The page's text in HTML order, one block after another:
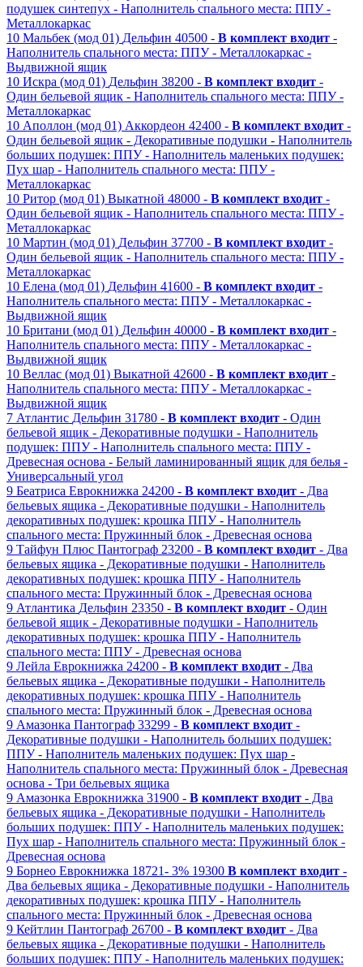
подушек синтепух - Наполнитель спального места: ППУ -
Металлокаркас
10 Мальбек (мод 01) Дельфин 40500 - В комплект входит -
Наполнитель спального места: ППУ - Металлокаркас -
Выдвижной ящик
10 Искра (мод 01) Дельфин 38200 - В комплект входит -
Один бельевой ящик - Наполнитель спального места: ППУ -
Металлокаркас
10 Аполлон (мод 01) Аккордеон 42400 - В комплект входит -
Один бельевой ящик - Декоративные подушки - Наполнитель
больших подушек: ППУ - Наполнитель маленьких подушек:
Пух шар - Наполнитель спального места: ППУ -
Металлокаркас
10 Ритор (мод 01) Выкатной 48000 - В комплект входит -
Один бельевой ящик - Наполнитель спального места: ППУ -
Металлокаркас
10 Мартин (мод 01) Дельфин 37700 - В комплект входит -
Один бельевой ящик - Наполнитель спального места: ППУ -
Металлокаркас
10 Елена (мод 01) Дельфин 41600 - В комплект входит -
Наполнитель спального места: ППУ - Металлокаркас -
Выдвижной ящик
10 Британи (мод 01) Дельфин 40000 - В комплект входит -
Наполнитель спального места: ППУ - Металлокаркас -
Выдвижной ящик
10 Веллас (мод 01) Выкатной 42600 - В комплект входит -
Наполнитель спального места: ППУ - Металлокаркас -
Выдвижной ящик
7 Атлантис Дельфин 31780 - В комплект входит - Один
бельевой ящик - Декоративные подушки - Наполнитель
подушек: ППУ - Наполнитель спального места: ППУ -
Древесная основа - Белый ламинированный ящик для белья -
Универсальный угол
9 Беатриса Еврокнижка 24200 - В комплект входит - Два
бельевых ящика - Декоративные подушки - Наполнитель
декоративных подушек: крошка ППУ - Наполнитель
спального места: Пружинный блок - Древесная основа
9 Тайфун Плюс Пантограф 23200 - В комплект входит - Два
бельевых ящика - Декоративные подушки - Наполнитель
декоративных подушек: крошка ППУ - Наполнитель
спального места: Пружинный блок - Древесная основа
9 Атлантика Дельфин 23350 - В комплект входит - Один
бельевой ящик - Декоративные подушки - Наполнитель
декоративных подушек: крошка ППУ - Наполнитель
спального места: ППУ - Древесная основа
9 Лейла Еврокнижка 24200 - В комплект входит - Два
бельевых ящика - Декоративные подушки - Наполнитель
декоративных подушек: крошка ППУ - Наполнитель
спального места: Пружинный блок - Древесная основа
9 Амазонка Пантограф 33299 - В комплект входит -
Декоративные подушки - Наполнитель больших подушек:
ППУ - Наполнитель маленьких подушек: Пух шар -
Наполнитель спального места: Пружинный блок - Древесная
основа - Три бельевых ящика
9 Амазонка Еврокнижка 31900 - В комплект входит - Два
бельевых ящика - Декоративные подушки - Наполнитель
больших подушек: ППУ - Наполнитель маленьких подушек:
Пух шар - Наполнитель спального места: Пружинный блок -
Древесная основа
9 Борнео Еврокнижка 18721- 3% 19300 В комплект входит -
Два бельевых ящика - Декоративные подушки - Наполнитель
декоративных подушек: крошка ППУ - Наполнитель
спального места: Пружинный блок - Древесная основа
9 Кейтлин Пантограф 26700 - В комплект входит - Два
бельевых ящика - Декоративные подушки - Наполнитель
больших подушек: ППУ - Наполнитель маленьких подушек: